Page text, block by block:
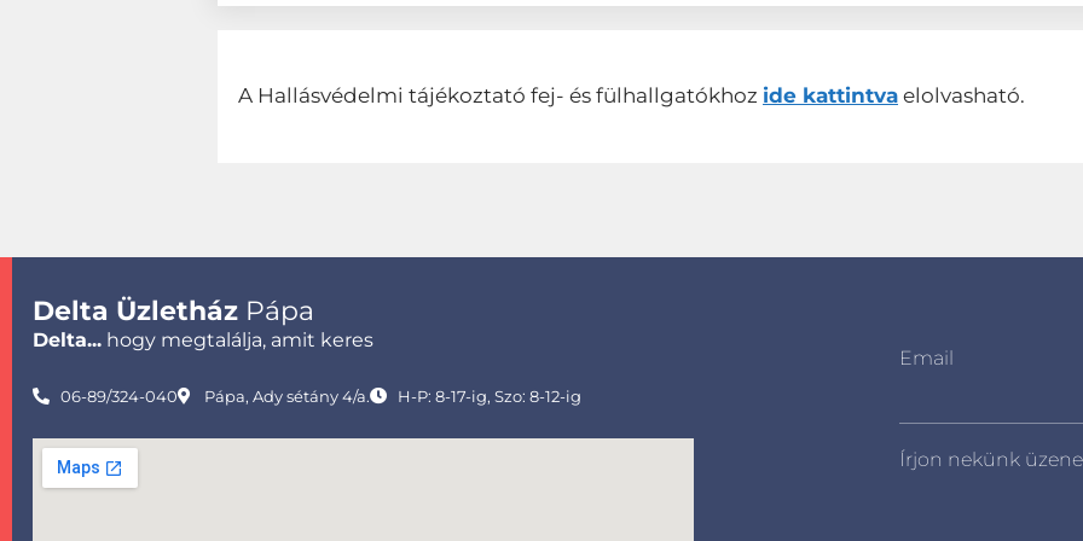
A Hallásvédelmi tájékoztató fej- és fülhallgatókhoz ide kattintva elolvasható.
Delta Üzletház Pápa
Delta... hogy megtalálja, amit keres
06-89/324-040 Pápa, Ady sétány 4/a. H-P: 8-17-ig, Szo: 8-12-ig
Email
Írjon nekünk